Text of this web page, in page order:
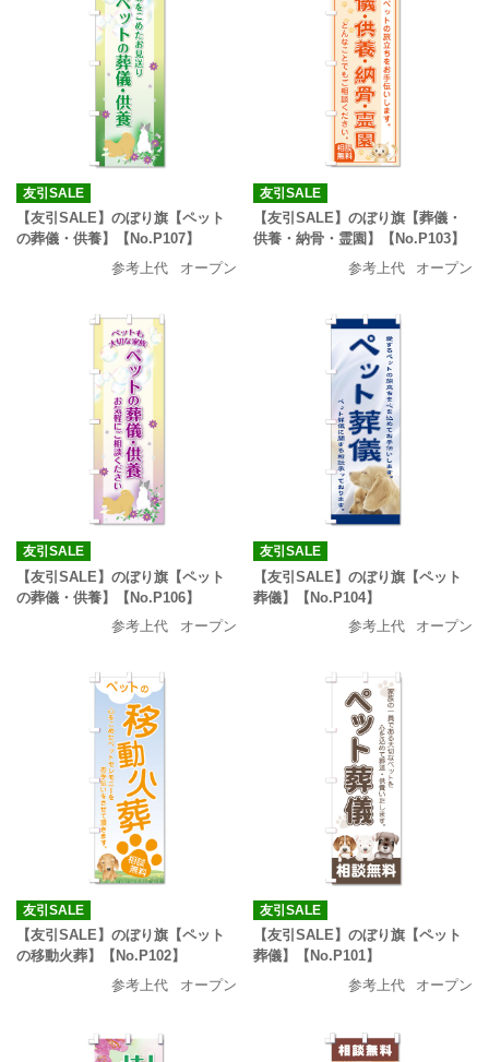
友引SALE
【友引SALE】のぼり旗【ペット
の葬儀・供養】【No.P107】
参考上代
オープン
友引SALE
【友引SALE】のぼり旗【葬儀・
供養・納骨・霊園】【No.P103】
参考上代
オープン
友引SALE
【友引SALE】のぼり旗【ペット
の葬儀・供養】【No.P106】
参考上代
オープン
友引SALE
【友引SALE】のぼり旗【ペット
葬儀】【No.P104】
参考上代
オープン
友引SALE
【友引SALE】のぼり旗【ペット
の移動火葬】【No.P102】
参考上代
オープン
友引SALE
【友引SALE】のぼり旗【ペット
葬儀】【No.P101】
参考上代
オープン